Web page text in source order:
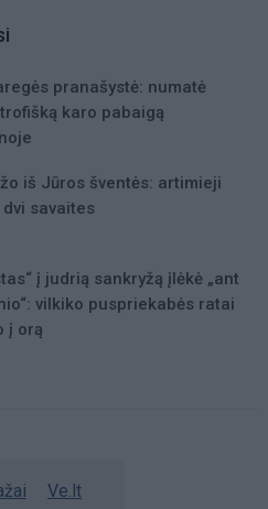
pranašystė: numatė
karo pabaigą
iš Jūros šventės: artimieji
savaites
į judrią sankryžą įlėkė „ant
vilkiko puspriekabės ratai
į orą
Ve.lt